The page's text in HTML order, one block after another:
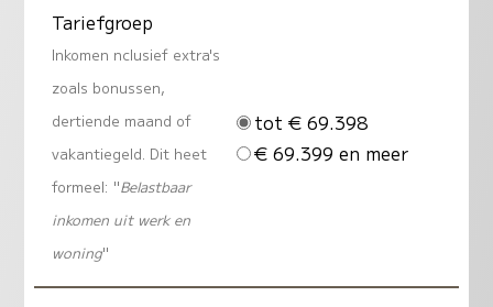
Tariefgroep
Inkomen nclusief extra's
zoals bonussen,
dertiende maand of
vakantiegeld. Dit heet
formeel: "Belastbaar
inkomen uit werk en
woning"
tot € 69.398
€ 69.399 en meer